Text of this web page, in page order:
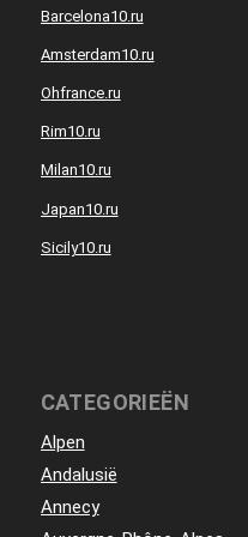
Barcelona10.ru
Amsterdam10.ru
Ohfrance.ru
Rim10.ru
Milan10.ru
Japan10.ru
Sicily10.ru
CATEGORIEËN
Alpen
Andalusië
Annecy